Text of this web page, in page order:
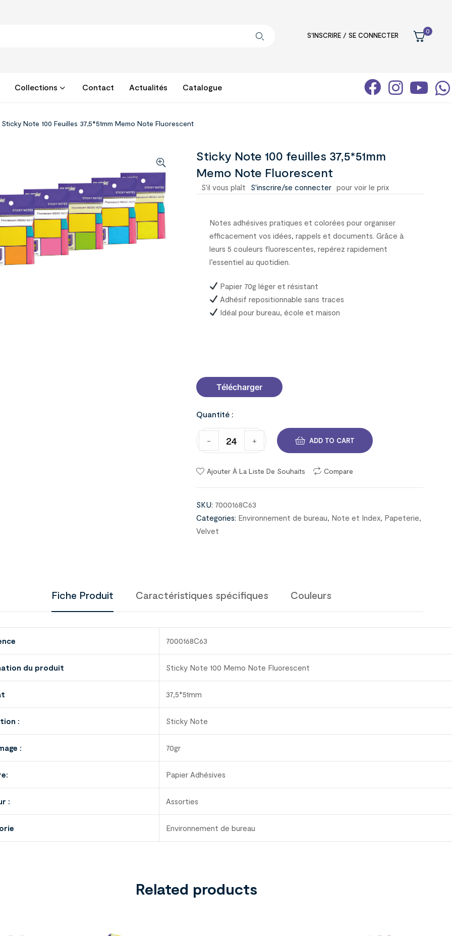
S'INSCRIRE / SE CONNECTER
0
Collections Contact Actualités Catalogue
Sticky Note 100 Feuilles 37,5*51mm Memo Note Fluorescent
Sticky Note 100 feuilles 37,5*51mm
Memo Note Fluorescent
S'il vous plaît S'inscrire/se connecter pour voir le prix
Notes adhésives pratiques et colorées pour organiser
efficacement vos idées, rappels et documents. Grâce à
leurs 5 couleurs fluorescentes, repérez rapidement
l’essentiel au quotidien.
Papier 70g léger et résistant
Adhésif repositionnable sans traces
Idéal pour bureau, école et maison
Télécharger
Quantité :
- + ADD TO CART
Ajouter À La Liste De Souhaits Compare
SKU: 7000168C63
Categories: Environnement de bureau, Note et Index, Papeterie,
Velvet
Fiche Produit Caractéristiques spécifiques Couleurs
7000168C63
du produit Sticky Note 100 Memo Note Fluorescent
37,5*51mm
: Sticky Note
: 70gr
Papier Adhésives
: Assorties
Environnement de bureau
Related products